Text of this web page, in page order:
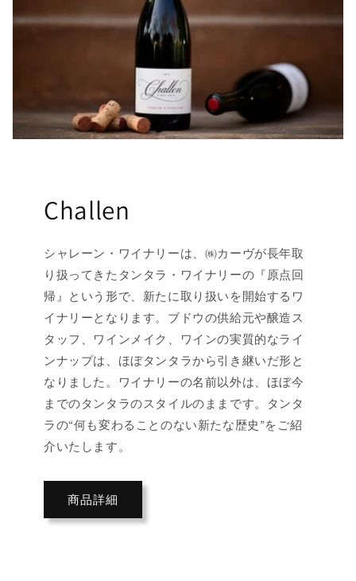
Challen
シャレーン・ワイナリーは、㈱カーヴが長年取
り扱ってきたタンタラ・ワイナリーの『原点回
帰』という形で、新たに取り扱いを開始するワ
イナリーとなります。ブドウの供給元や醸造ス
タッフ、ワインメイク、ワインの実質的なライ
ンナップは、ほぼタンタラから引き継いだ形と
なりました。ワイナリーの名前以外は、ほぼ今
までのタンタラのスタイルのままです。タンタ
ラの“何も変わることのない新たな歴史”をご紹
介いたします。
商品詳細